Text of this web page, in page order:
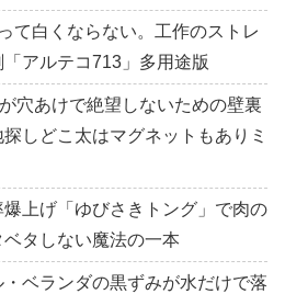
て白くならない。工作のストレ
アルテコ713」多用途版
穴あけで絶望しないための壁裏
しどこ太はマグネットもありミ
爆上げ「ゆびさきトング」で肉の
タしない魔法の一本
・ベランダの黒ずみが水だけで落